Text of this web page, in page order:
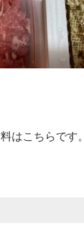
はこちらです。